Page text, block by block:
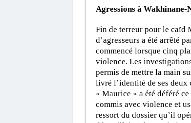
Agressions à Wakhinane-
Fin de terreur pour le caïd
d’agresseurs a été arrêté
commencé lorsque cinq
violence. Les
permis de mettre la main
livré l’identité de ses deux
« Maurice » a été déféré
commis avec violence et
ressort du dossier qu’il